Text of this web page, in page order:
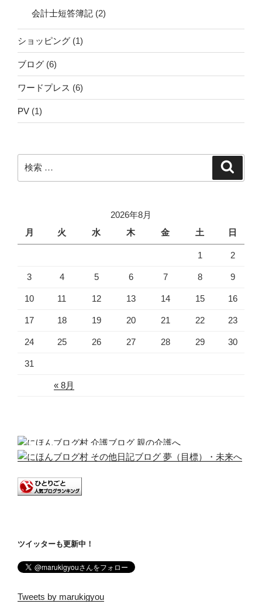
会計士短答簿記 (2)
ショッピング (1)
ブログ (6)
ワードプレス (6)
PV (1)
検
索:
2026年8月
月
火 水 木 金 土 日
« 8月
1 2
3 4 5 6 7 8 9
10 11 12 13 14 15 16
17 18 19 20 21 22 23
24 25 26 27 28 29 30
31
ツイッターも更新中！
Tweets by marukigyou